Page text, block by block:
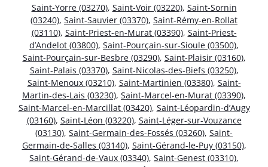
Saint-Yorre (03270), Saint-Voir (03220), Saint-Sornin
(03240), Saint-Sauvier (03370), Saint-Rémy-en-Rollat
(03110), Saint-Priest-en-Murat (03390), Saint-Priest-
d’Andelot (03800), Saint-Pourçain-sur-Sioule (03500),
Saint-Pourçain-sur-Besbre (03290), Saint-Plaisir (03160),
Saint-Palais (03370), Saint-Nicolas-des-Biefs (03250),
Saint-Menoux (03210), Saint-Martinien (03380), Saint-
Martin-des-Lais (03230), Saint-Marcel-en-Murat (03390),
Saint-Marcel-en-Marcillat (03420), Saint-Léopardin-d’Augy
(03160), Saint-Léon (03220), Saint-Léger-sur-Vouzance
(03130), Saint-Germain-des-Fossés (03260), Saint-
Germain-de-Salles (03140), Saint-Gérand-le-Puy (03150),
Saint-Gérand-de-Vaux (03340), Saint-Genest (03310),